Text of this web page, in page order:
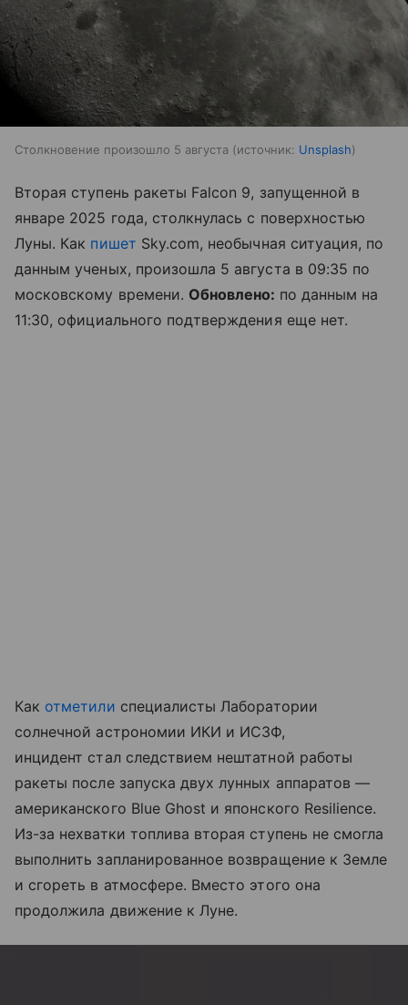
Столкновение произошло 5 августа источник: Unsplash
Вторая ступень ракеты Falcon 9, запущенной в
январе 2025 года, столкнулась с поверхностью
Луны. Как пишет Sky.com, необычная ситуация, по
данным ученых, произошла 5 августа в 09:35 по
московскому времени. Обновлено: по данным на
11:30, официального подтверждения еще нет.
Как отметили специалисты Лаборатории
солнечной астрономии ИКИ и ИСЗФ,
инцидент стал следствием нештатной работы
ракеты после запуска двух лунных аппаратов —
американского Blue Ghost и японского Resilience.
Из-за нехватки топлива вторая ступень не смогла
выполнить запланированное возвращение к Земле
и сгореть в атмосфере. Вместо этого она
продолжила движение к Луне.